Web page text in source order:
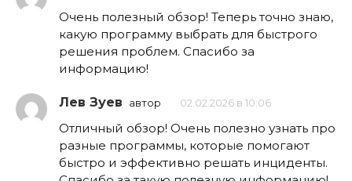
Очень полезный обзор! Теперь точно знаю,
какую программу выбрать для быстрого
решения проблем. Спасибо за
информацию!
Лев Зуев автор 02.02.2026 в 10:06
Отличный обзор! Очень полезно узнать про
разные программы, которые помогают
быстро и эффективно решать инциденты.